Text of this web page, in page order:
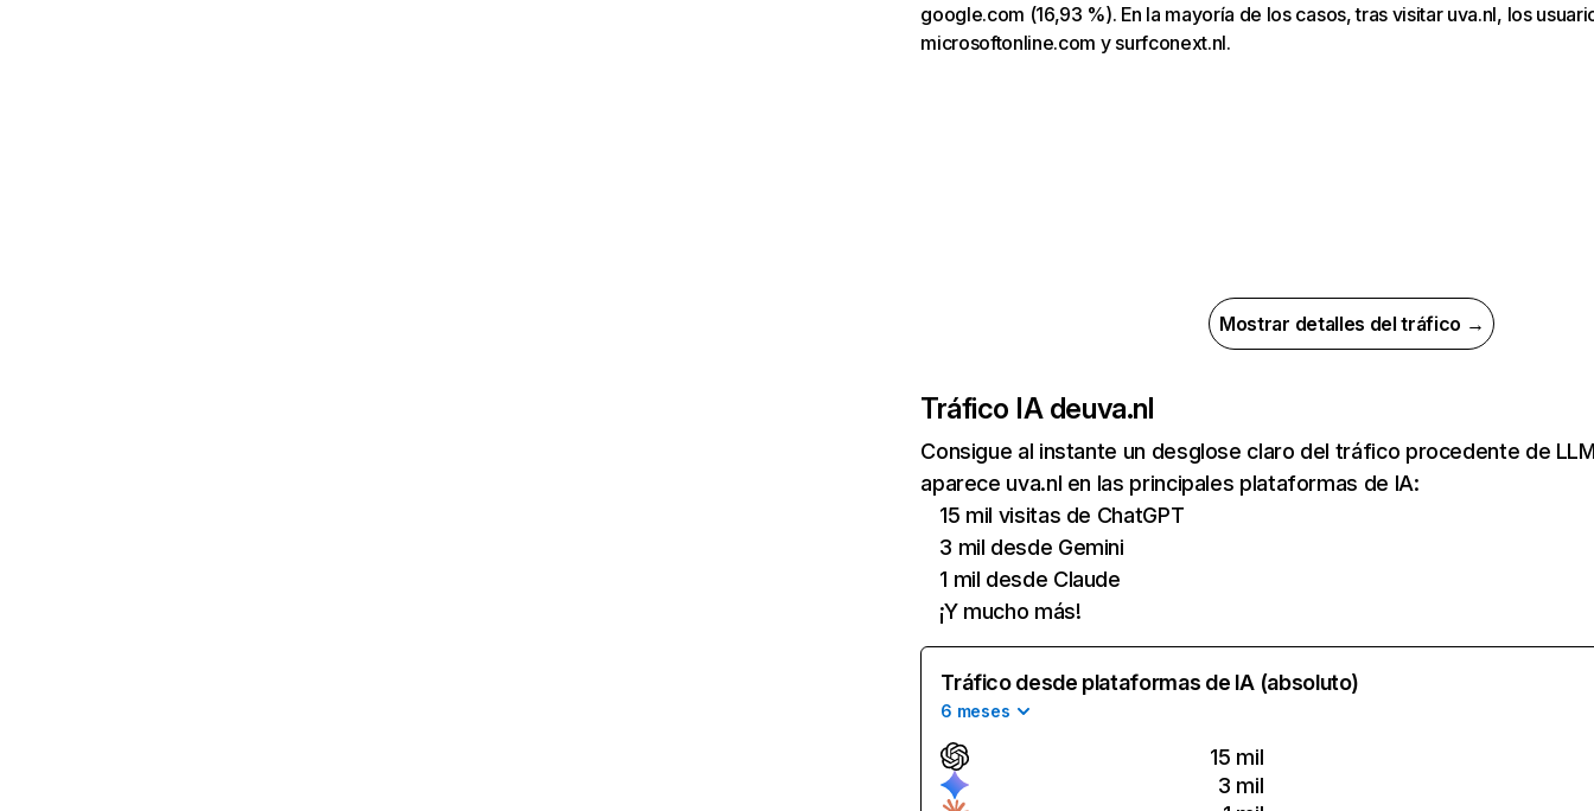
google.com (16,93 %). En la mayoría de los casos, tras visitar uva.nl, los
microsoftonline.com y surfconext.nl.
Mostrar detalles del tráfico →
Tráfico IA deuva.nl
Consigue al instante un desglose claro del tráfico procedente de
aparece uva.nl en las principales plataformas de IA:
15 mil visitas de ChatGPT
3 mil desde Gemini
1 mil desde Claude
¡Y mucho más!
Tráfico desde plataformas de IA (absoluto)
6 meses
15 mil
3 mil